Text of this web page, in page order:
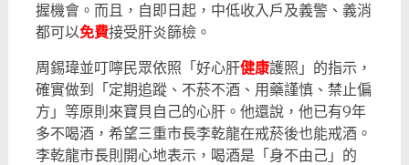
握機會。而且，自即日起，中低收入戶及義警、義消
都可以免費接受肝炎篩檢。
周錫瑋並叮嚀民眾依照「好心肝健康護照」的指示，
確實做到「定期追蹤、不菸不酒、用藥謹慎、禁止偏
方」等原則來寶貝自己的心肝。他還說，他已有9年
多不喝酒，希望三重市長李乾龍在戒菸後也能戒酒。
李乾龍市長則開心地表示，喝酒是「身不由己」的